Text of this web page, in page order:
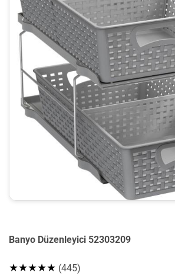
Banyo Düzenleyici 52303209
★★★★★ (445)